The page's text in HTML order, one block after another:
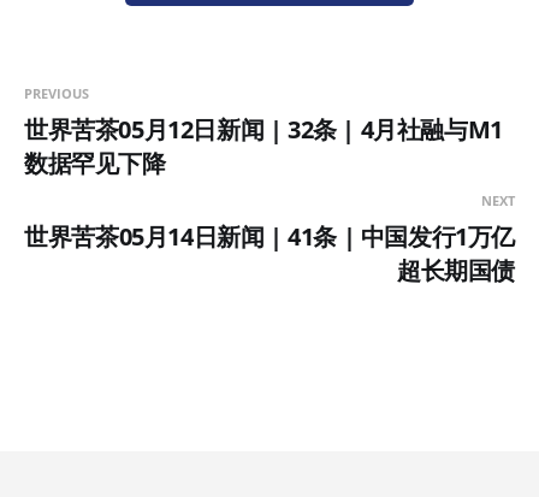
PREVIOUS
世界苦茶05月12日新闻 | 32条 | 4月社融与M1
数据罕见下降
NEXT
世界苦茶05月14日新闻 | 41条 | 中国发行1万亿
超长期国债